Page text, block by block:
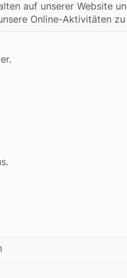
auf unserer Website
Online-Aktivitäten